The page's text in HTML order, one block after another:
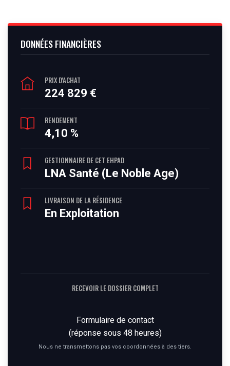
DONNÉES FINANCIÈRES
PRIX D'ACHAT
224 829 €
RENDEMENT
4,10 %
GESTIONNAIRE DE CET EHPAD
LNA Santé (Le Noble Age)
LIVRAISON DE LA RÉSIDENCE
En Exploitation
RECEVOIR LE DOSSIER COMPLET
Formulaire de contact
(réponse sous 48 heures)
Nous ne transmettons pas vos coordonnées à des tiers.